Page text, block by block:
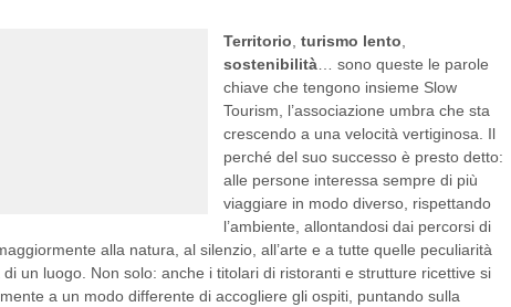
Territorio turismo lento
sostenibilità … sono queste le parole
chiave che tengono insieme Slow
Tourism, l’associazione umbra che sta
crescendo a una velocità vertiginosa. Il
perché del suo successo è presto detto:
alle persone interessa sempre di più
viaggiare in modo diverso, rispettando
l’ambiente, allontandosi dai percorsi di
alla natura, al silenzio, all’arte e a tutte quelle peculiarità
un luogo. Non solo: anche i titolari di ristoranti e strutture ricettive si
a un modo differente di accogliere gli ospiti, puntando sulla